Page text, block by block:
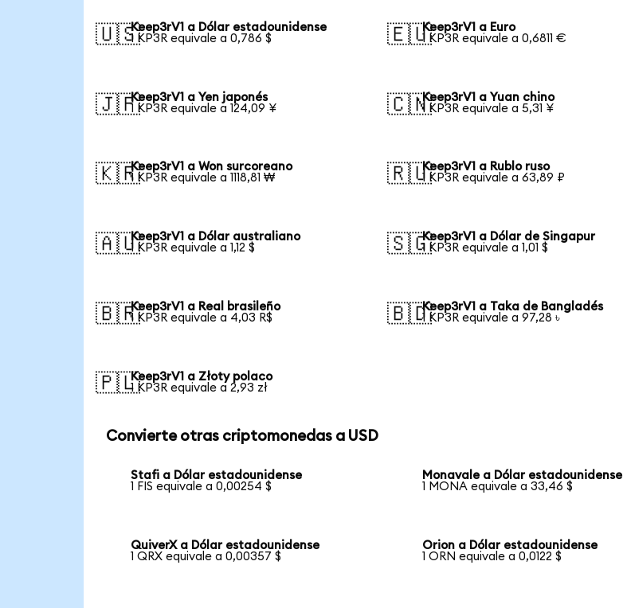
🇺🇸Keep3rV1 a Dólar estadounidense
1 KP3R equivale a 0,786 $
🇪🇺Keep3rV1 a Euro
1 KP3R equivale a 0,6811 €
🇯🇵Keep3rV1 a Yen japonés
1 KP3R equivale a 124,09 ¥
🇨🇳Keep3rV1 a Yuan chino
1 KP3R equivale a 5,31 ¥
🇰🇷Keep3rV1 a Won surcoreano
1 KP3R equivale a 1118,81 ₩
🇷🇺Keep3rV1 a Rublo ruso
1 KP3R equivale a 63,89 ₽
🇦🇺Keep3rV1 a Dólar australiano
1 KP3R equivale a 1,12 $
🇸🇬Keep3rV1 a Dólar de Singapur
1 KP3R equivale a 1,01 $
🇧🇷Keep3rV1 a Real brasileño
1 KP3R equivale a 4,03 R$
🇧🇩Keep3rV1 a Taka de Bangladés
1 KP3R equivale a 97,28 ৳
🇵🇱Keep3rV1 a Złoty polaco
1 KP3R equivale a 2,93 zł
Convierte otras criptomonedas a USD
Stafi a Dólar estadounidense
1 FIS equivale a 0,00254 $
Monavale a Dólar estadounidense
1 MONA equivale a 33,46 $
QuiverX a Dólar estadounidense
1 QRX equivale a 0,00357 $
Orion a Dólar estadounidense
1 ORN equivale a 0,0122 $